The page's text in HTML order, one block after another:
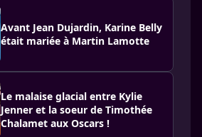
Avant Jean Dujardin, Karine Belly
était mariée à Martin Lamotte
Le malaise glacial entre Kylie
Jenner et la soeur de Timothée
Chalamet aux Oscars !